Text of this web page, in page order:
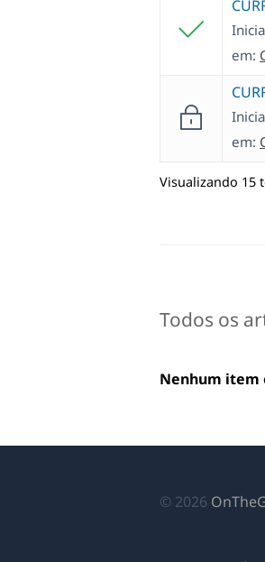
em:
em:
Visualizando 15
Todos os
Nenhum item
© 2026